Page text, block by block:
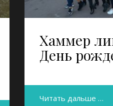
Хаммер
День
Читать дальше …